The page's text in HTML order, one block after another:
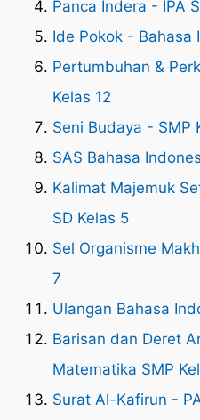
Panca Indera - IPA
Ide Pokok - Bahasa
Pertumbuhan &
Kelas 12
Seni Budaya - SMP
SAS Bahasa
Kalimat Majemuk
SD Kelas 5
Sel Organisme
7
Ulangan Bahasa
Barisan dan Deret
Matematika SMP
Surat Al-Kafirun -